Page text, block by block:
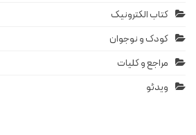
کتاب الکترونیک
کودک و نوجوان
مراجع و کلیات
ویدئو